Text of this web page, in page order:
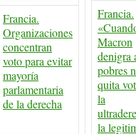
Francia.
Organizaciones
concentran
voto para evitar
mayoría
parlamentaria
de la derecha
Francia.
Macron
denigra
pobres
quita
la
la